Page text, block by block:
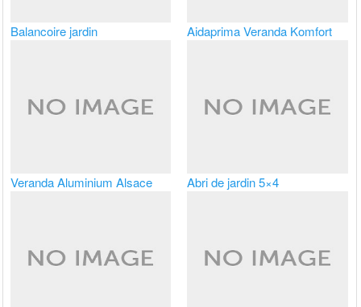
Balancoire jardin Aidaprima Veranda Komfort
Veranda Aluminium Alsace Abri de jardin 5×4